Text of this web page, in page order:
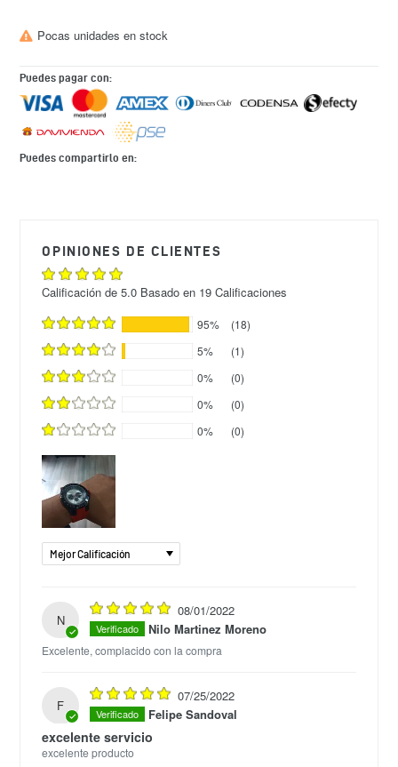
Pocas unidades en stock
Puedes pagar con:
Puedes compartirlo en:
carrito
compra
OPINIONES DE CLIENTES
Calificación de 5.0 Basado en 19 Calificaciones
95%
(18)
5%
(1)
0%
(0)
0%
(0)
0%
(0)
Sort by
N
08/01/2022
Nilo Martinez Moreno
Excelente, complacido con la compra
F
07/25/2022
Felipe Sandoval
excelente servicio
excelente producto